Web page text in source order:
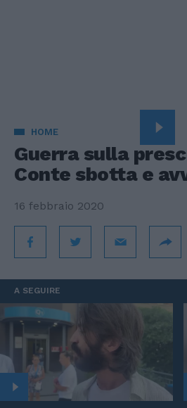
HOME
Guerra sulla
Conte sbotta e
16 febbraio 2020
A SEGUIRE